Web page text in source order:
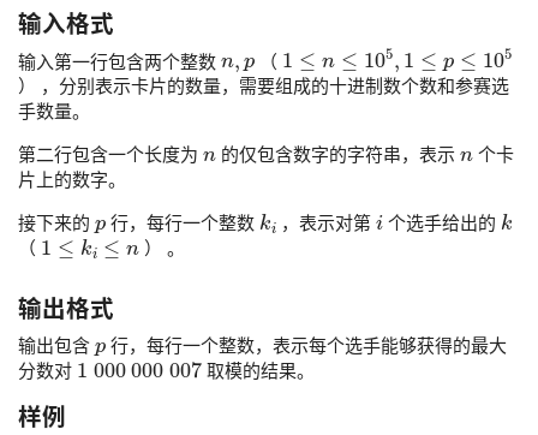
输入格式
输入第一行包含两个整数 （ 1 n 105, 1≤ p≤ 10
） ，分别表示卡片的数量，需要组成的十进制数个数和参赛选
手数量。
第二行包含一个长度为
的仅包含数字的字符串，表示
个卡
片上的数字。
接下来的
行，每行一个整数 k ，表示对第 i 个选手给出的 k
（ 1≤ki≤n ） 。
输出格式
输出包含
行，每行一个整数，表示每个选手能够获得的最大
分数对 1 000 000 007取模的结果。
样例